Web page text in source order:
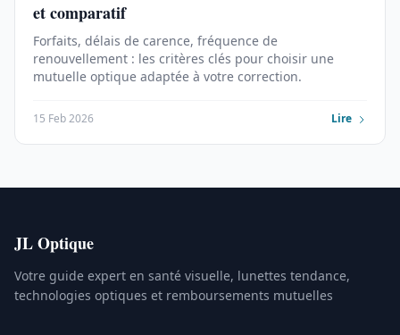
et comparatif
Forfaits, délais de carence, fréquence de
renouvellement : les critères clés pour choisir une
mutuelle optique adaptée à votre correction.
15 Feb 2026 Lire
JL Optique
Votre guide expert en santé visuelle, lunettes tendance,
technologies optiques et remboursements mutuelles